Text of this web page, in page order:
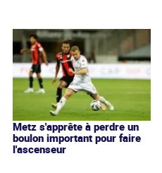
Metz s'apprête à perdre un
boulon important pour faire
l'ascenseur